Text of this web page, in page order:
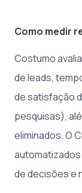
Como medir
Costumo
de leads,
de satisfação
pesquisas),
eliminados. O
de decisões e